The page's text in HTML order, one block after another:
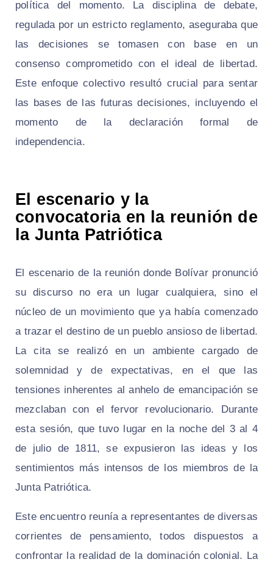
política del momento. La disciplina de debate,
regulada por un estricto reglamento, aseguraba que
las decisiones se tomasen con base en un
consenso comprometido con el ideal de libertad.
Este enfoque colectivo resultó crucial para sentar
las bases de las futuras decisiones, incluyendo el
momento de la declaración formal de
independencia.
El escenario y la
convocatoria en la reunión de
la Junta Patriótica
El escenario de la reunión donde Bolívar pronunció
su discurso no era un lugar cualquiera, sino el
núcleo de un movimiento que ya había comenzado
a trazar el destino de un pueblo ansioso de libertad.
La cita se realizó en un ambiente cargado de
solemnidad y de expectativas, en el que las
tensiones inherentes al anhelo de emancipación se
mezclaban con el fervor revolucionario. Durante
esta sesión, que tuvo lugar en la noche del 3 al 4
de julio de 1811, se expusieron las ideas y los
sentimientos más intensos de los miembros de la
Junta Patriótica.
Este encuentro reunía a representantes de diversas
corrientes de pensamiento, todos dispuestos a
confrontar la realidad de la dominación colonial. La